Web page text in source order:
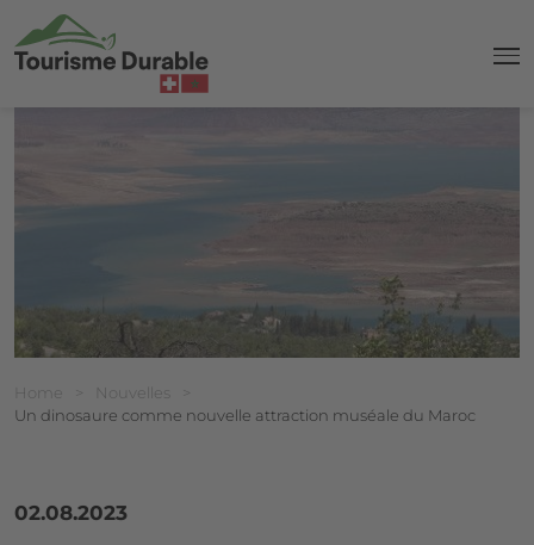
Breadcrumb
Vous êtes ici:
Home Nouvelles
Un dinosaure comme nouvelle attraction muséale du Maroc
02.08.2023